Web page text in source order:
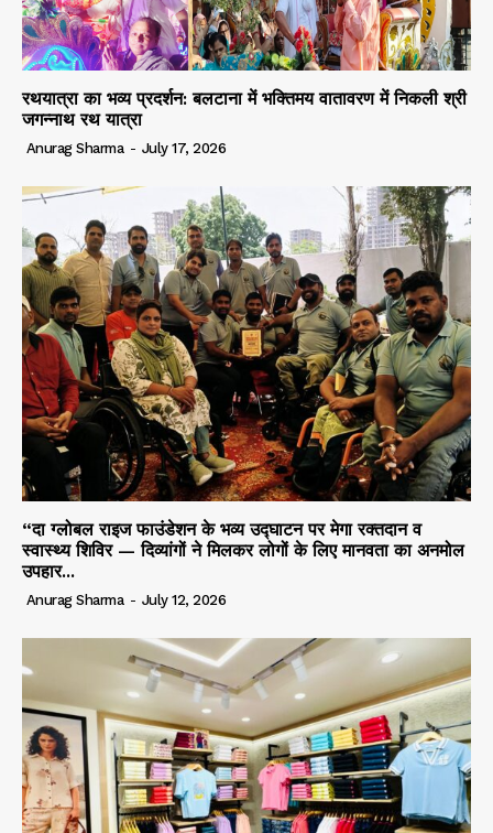
रथयात्रा का भव्य प्रदर्शन: बलटाना में भक्तिमय वातावरण में निकली श्री
जगन्नाथ रथ यात्रा
Anurag Sharma - July 17, 2026
“दा ग्लोबल राइज फाउंडेशन के भव्य उद्घाटन पर मेगा रक्तदान व
स्वास्थ्य शिविर — दिव्यांगों ने मिलकर लोगों के लिए मानवता का अनमोल
उपहार...
Anurag Sharma - July 12, 2026